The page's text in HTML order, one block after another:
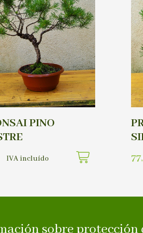
PINO
IVA incluído
sobre protección